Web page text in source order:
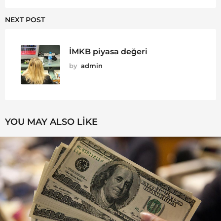
NEXT POST
İMKB piyasa değeri
by admin
YOU MAY ALSO LIKE